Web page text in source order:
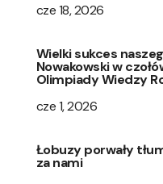
cze 18, 2026
Wielki sukces
Nowakowski w
Olimpiady Wiedzy
cze 1, 2026
Łobuzy porwały
za nami